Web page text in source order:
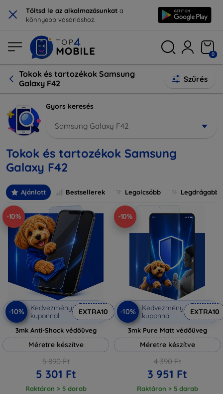
× Töltsd le az alkalmazásunkat a
könnyebb vásárláshoz.
0
Tokok és tartozékok Samsung
Galaxy F42
Szűrés
Gyors keresés
Samsung Galaxy F42
Tokok és tartozékok Samsung
Galaxy F42
Ajánlott Bestsellerek Legolcsóbb Legdrágabb
-10%
-10%
Kedvezmény
kuponnal
EXTRA10
3mk Anti-Shock védőüveg
Méretre készítve
5 890 Ft
5 301 Ft
Raktáron > 5 darab
-10%
-10%
Kedvezmény
kuponnal
EXTRA10
3mk Pure Matt védőüveg
Méretre készítve
4 390 Ft
3 951 Ft
Raktáron > 5 darab